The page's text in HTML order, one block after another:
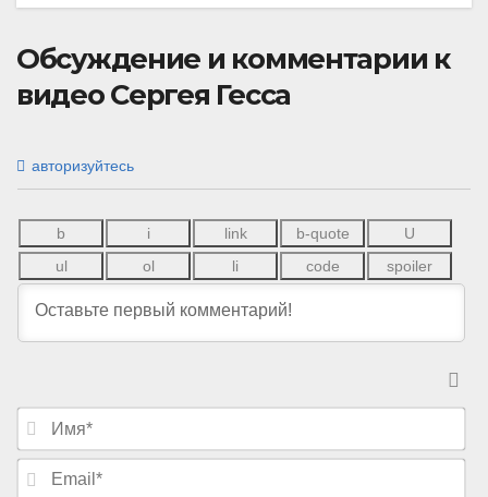
Обсуждение и комментарии к
видео Сергея Гесса
авторизуйтесь
И
я
E